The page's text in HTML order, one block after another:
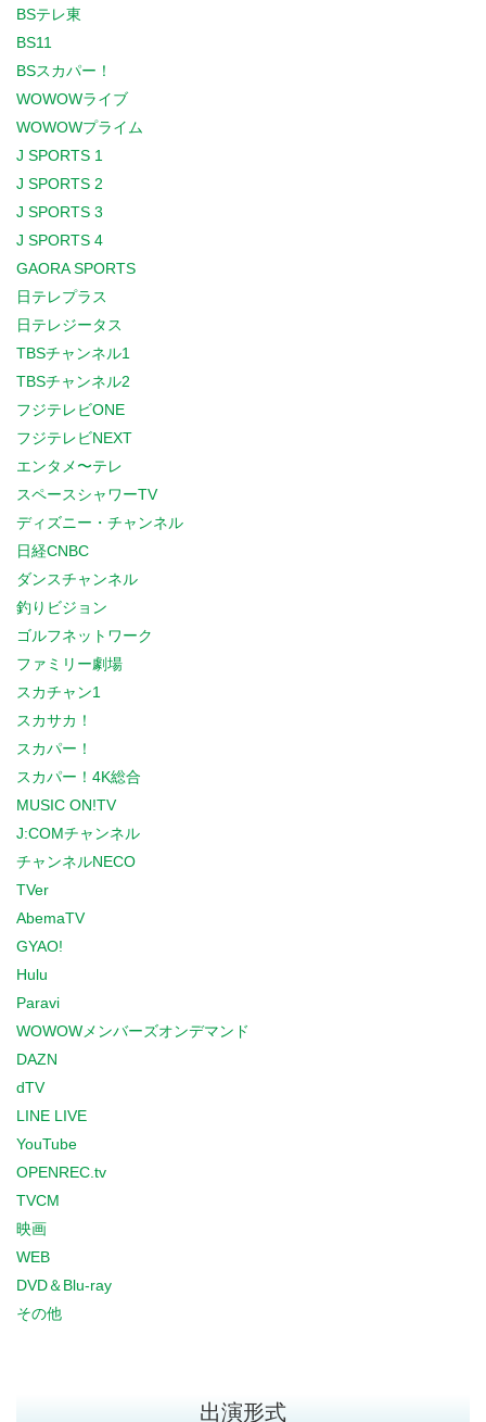
BSテレ東
BS11
BSスカパー！
WOWOWライブ
WOWOWプライム
J SPORTS 1
J SPORTS 2
J SPORTS 3
J SPORTS 4
GAORA SPORTS
日テレプラス
日テレジータス
TBSチャンネル1
TBSチャンネル2
フジテレビONE
フジテレビNEXT
エンタメ〜テレ
スペースシャワーTV
ディズニー・チャンネル
日経CNBC
ダンスチャンネル
釣りビジョン
ゴルフネットワーク
ファミリー劇場
スカチャン1
スカサカ！
スカパー！
スカパー！4K総合
MUSIC ON!TV
J:COMチャンネル
チャンネルNECO
TVer
AbemaTV
GYAO!
Hulu
Paravi
WOWOWメンバーズオンデマンド
DAZN
dTV
LINE LIVE
YouTube
OPENREC.tv
TVCM
映画
WEB
DVD＆Blu-ray
その他
出演形式